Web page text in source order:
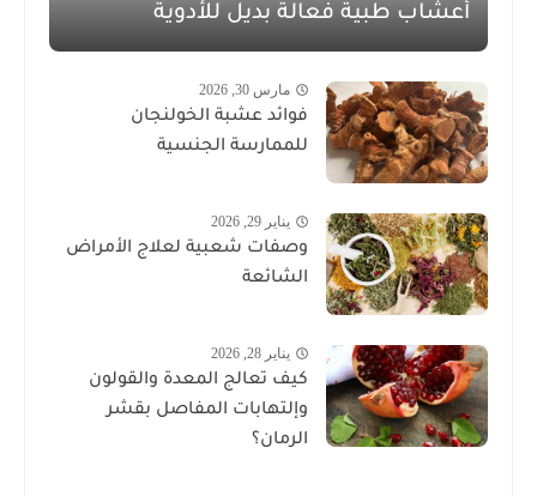
أعشاب طبية فعالة بديل للأدوية
مارس 30, 2026
فوائد عشبة الخولنجان
للممارسة الجنسية
يناير 29, 2026
وصفات شعبية لعلاج الأمراض
الشائعة
يناير 28, 2026
كيف تعالج المعدة والقولون
وإلتهابات المفاصل بقشر
الرمان؟